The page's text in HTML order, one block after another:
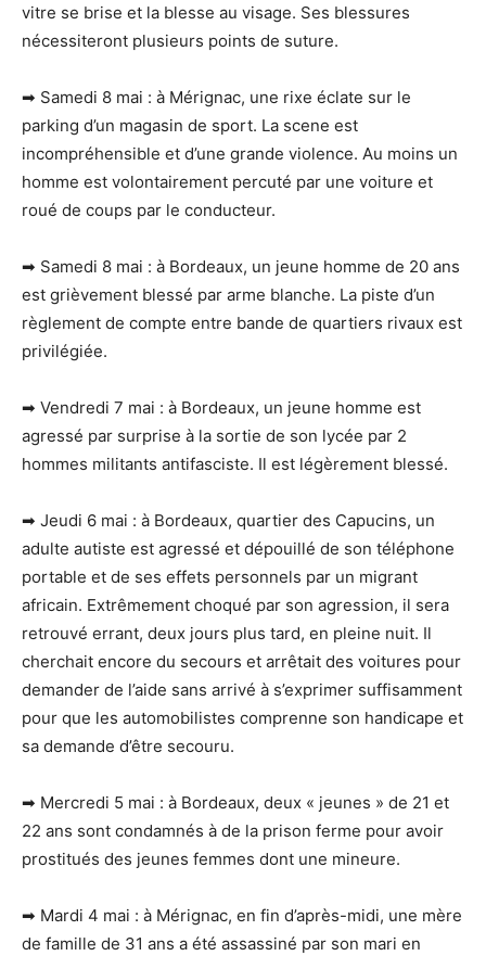
vitre se brise et la blesse au visage. Ses blessures
nécessiteront plusieurs points de suture.
➡ Samedi 8 mai : à Mérignac, une rixe éclate sur le
parking d’un magasin de sport. La scene est
incompréhensible et d’une grande violence. Au moins un
homme est volontairement percuté par une voiture et
roué de coups par le conducteur.
➡ Samedi 8 mai : à Bordeaux, un jeune homme de 20 ans
est grièvement blessé par arme blanche. La piste d’un
règlement de compte entre bande de quartiers rivaux est
privilégiée.
➡ Vendredi 7 mai : à Bordeaux, un jeune homme est
agressé par surprise à la sortie de son lycée par 2
hommes militants antifasciste. Il est légèrement blessé.
➡ Jeudi 6 mai : à Bordeaux, quartier des Capucins, un
adulte autiste est agressé et dépouillé de son téléphone
portable et de ses effets personnels par un migrant
africain. Extrêmement choqué par son agression, il sera
retrouvé errant, deux jours plus tard, en pleine nuit. Il
cherchait encore du secours et arrêtait des voitures pour
demander de l’aide sans arrivé à s’exprimer suffisamment
pour que les automobilistes comprenne son handicape et
sa demande d’être secouru.
➡ Mercredi 5 mai : à Bordeaux, deux « jeunes » de 21 et
22 ans sont condamnés à de la prison ferme pour avoir
prostitués des jeunes femmes dont une mineure.
➡ Mardi 4 mai : à Mérignac, en fin d’après-midi, une mère
de famille de 31 ans a été assassiné par son mari en